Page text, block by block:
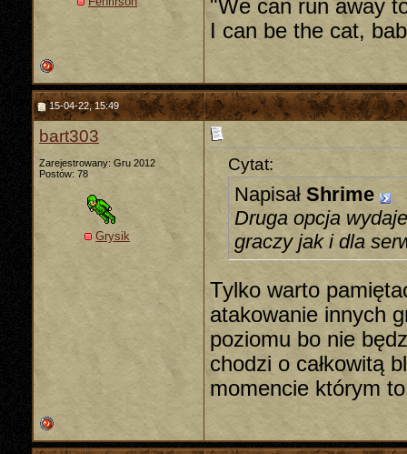
"We can run away
I can be the cat,
15-04-22, 15:49
bart303
Zarejestrowany: Gru 2012
Postów: 78
Grysik
Cytat:
Napisał Shrime
Druga opcja
graczy jak i dla
Tylko warto
atakowanie innych
poziomu bo nie
chodzi o całkowitą
momencie którym